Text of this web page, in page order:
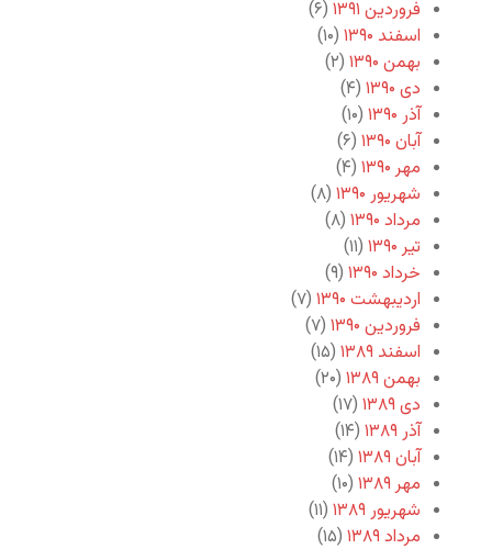
فروردین ۱۳۹۱
(۶)
اسفند ۱۳۹۰
(۱۰)
بهمن ۱۳۹۰
(۲)
دی ۱۳۹۰
(۴)
آذر ۱۳۹۰
(۱۰)
آبان ۱۳۹۰
(۶)
مهر ۱۳۹۰
(۴)
شهریور ۱۳۹۰
(۸)
مرداد ۱۳۹۰
(۸)
تیر ۱۳۹۰
(۱۱)
خرداد ۱۳۹۰
(۹)
اردیبهشت ۱۳۹۰
(۷)
فروردین ۱۳۹۰
(۷)
اسفند ۱۳۸۹
(۱۵)
بهمن ۱۳۸۹
(۲۰)
دی ۱۳۸۹
(۱۷)
آذر ۱۳۸۹
(۱۴)
آبان ۱۳۸۹
(۱۴)
مهر ۱۳۸۹
(۱۰)
شهریور ۱۳۸۹
(۱۱)
مرداد ۱۳۸۹
(۱۵)